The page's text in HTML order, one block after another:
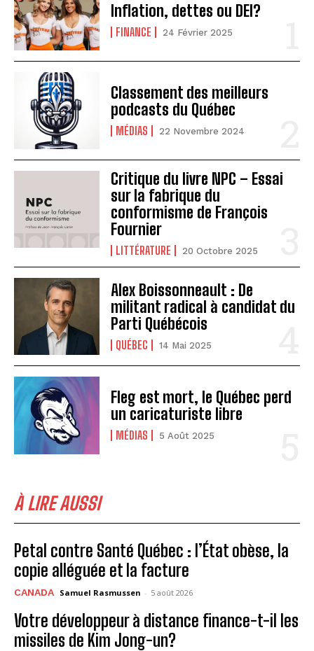
Inflation, dettes ou DEI?
FINANCE 24 Février 2025
Classement des meilleurs
podcasts du Québec
MÉDIAS 22 Novembre 2024
Critique du livre NPC – Essai
sur la fabrique du
conformisme de François
Fournier
LITTÉRATURE 20 Octobre 2025
Alex Boissonneault : De
militant radical à candidat du
Parti Québécois
QUÉBEC 14 Mai 2025
Fleg est mort, le Québec perd
un caricaturiste libre
MÉDIAS 5 Août 2025
À LIRE AUSSI
Petal contre Santé Québec : l’État obèse, la
copie alléguée et la facture
CANADA Samuel Rasmussen - 5 août 2026
Votre développeur à distance finance-t-il les
missiles de Kim Jong-un?